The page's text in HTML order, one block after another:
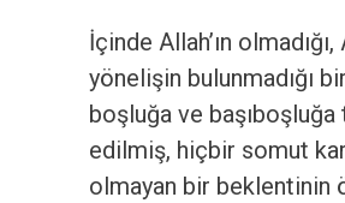
İçinde Allah’ın olmadığı,
yönelişin bulunmadığı
boşluğa ve başıboşluğa
edilmiş, hiçbir somut
olmayan bir beklentinin